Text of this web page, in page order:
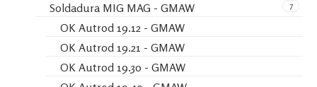
7
Soldadura MIG MAG - GMAW
OK Autrod 19.12 - GMAW
OK Autrod 19.21 - GMAW
OK Autrod 19.30 - GMAW